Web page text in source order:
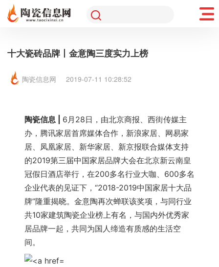
十大瓷砖品牌丨金意陶三度实力上榜
陶瓷信息网 2019-07-11 10:28:52
陶瓷信息 | 6月28日，由北京商报、西街传媒主
办，腾讯家居首席媒体合作，新浪家居、网易家
居、凤凰家居、新华家居、新京报联合媒体支持
的2019第三届中国家居品牌大会在北京新云南皇
冠假日酒店举行，在200多名行业大咖、600多名
企业代表的见证下，“2018-2019中国家居十大品
牌”隆重揭晓。 金意陶再次蝉联该奖项，与同行业
共10家建筑陶瓷企业榜上有名，与国内外优秀家
居品牌一起，共同为国人缔造有质感的生活空
间。